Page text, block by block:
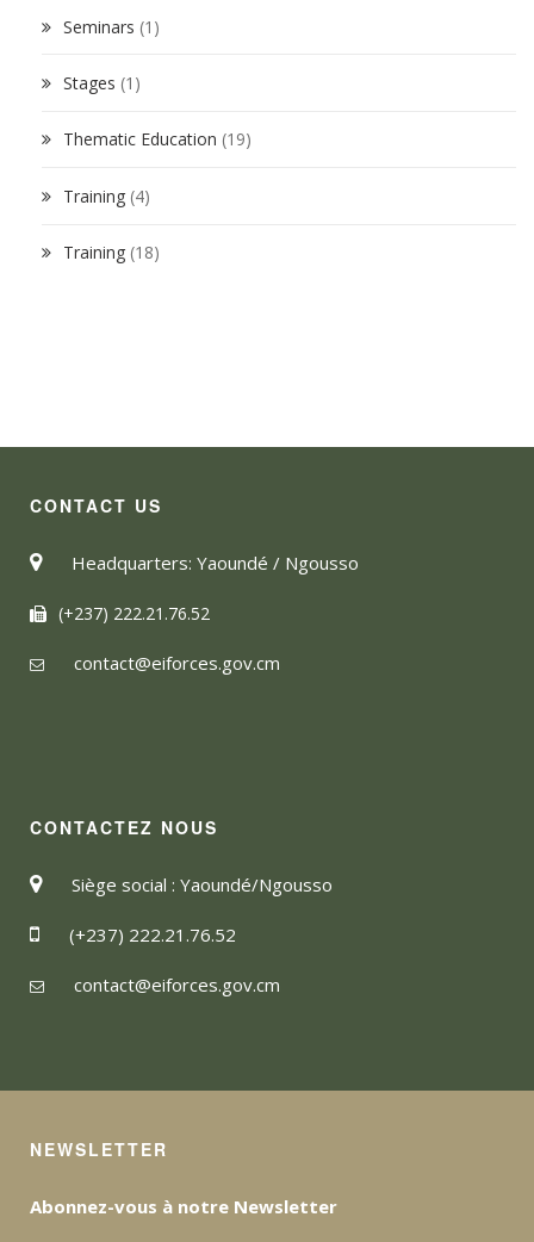
Seminars (1)
Stages (1)
Thematic Education (19)
Training (4)
Training (18)
CONTACT US
Headquarters: Yaoundé / Ngousso
(+237) 222.21.76.52
contact@eiforces.gov.cm
CONTACTEZ NOUS
Siège social : Yaoundé/Ngousso
(+237) 222.21.76.52
contact@eiforces.gov.cm
NEWSLETTER
Abonnez-vous à notre Newsletter